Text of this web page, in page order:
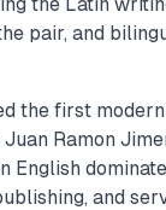
pair, and
the first modern
Ramon
English
and